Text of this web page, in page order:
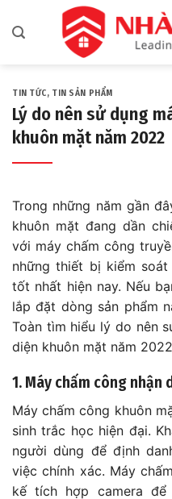
qua
TIN TỨC, TIN SẢN PHẨM
Lý do nên sử dụng
khuôn mặt năm 2022
Trong những năm gần
khuôn mặt đang dần
với máy chấm công
những thiết bị kiểm
tốt nhất hiện nay. Nếu
lắp đặt dòng sản phẩm
Toàn tìm hiểu lý do nên
diện khuôn mặt năm
1. Máy chấm công nhận
Máy chấm công khuôn
sinh trắc học hiện đại.
người dùng để định
việc chính xác. Máy
kế tích hợp camera để